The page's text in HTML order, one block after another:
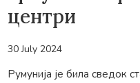
центри
30 July 2024
Румунија је била сведок